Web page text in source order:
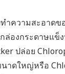
ำความสะอาดข
ล่องกระดาษแข็
ปล่อย
าดใหญ่หรือ